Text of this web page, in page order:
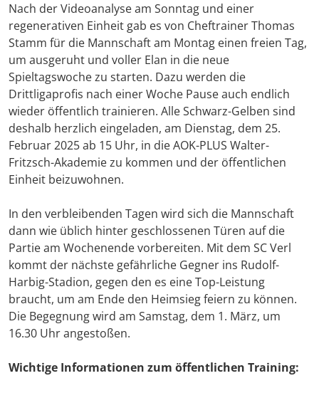
Nach der Videoanalyse am Sonntag und einer
regenerativen Einheit gab es von Cheftrainer Thomas
Stamm für die Mannschaft am Montag einen freien Tag,
um ausgeruht und voller Elan in die neue
Spieltagswoche zu starten. Dazu werden die
Drittligaprofis nach einer Woche Pause auch endlich
wieder öffentlich trainieren. Alle Schwarz-Gelben sind
deshalb herzlich eingeladen, am Dienstag, dem 25.
Februar 2025 ab 15 Uhr, in die AOK-PLUS Walter-
Fritzsch-Akademie zu kommen und der öffentlichen
Einheit beizuwohnen.
In den verbleibenden Tagen wird sich die Mannschaft
dann wie üblich hinter geschlossenen Türen auf die
Partie am Wochenende vorbereiten. Mit dem SC Verl
kommt der nächste gefährliche Gegner ins Rudolf-
Harbig-Stadion, gegen den es eine Top-Leistung
braucht, um am Ende den Heimsieg feiern zu können.
Die Begegnung wird am Samstag, dem 1. März, um
16.30 Uhr angestoßen.
Wichtige Informationen zum öffentlichen Training: